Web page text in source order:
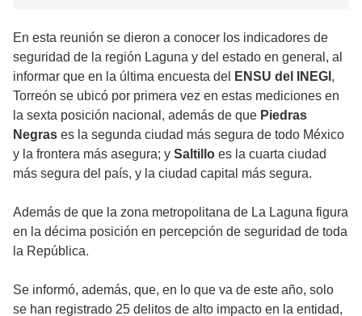
En esta reunión se dieron a conocer los indicadores de
seguridad de la región Laguna y del estado en general, al
informar que en la última encuesta del
ENSU del INEGI ,
Torreón se ubicó por primera vez en estas mediciones en
la sexta posición nacional, además de que Piedras
Negras es la segunda ciudad más segura de todo México
y la frontera más asegura; y Saltillo es la cuarta ciudad
más segura del país, y la ciudad capital más segura.
Además de que la zona metropolitana de La Laguna figura
en la décima posición en percepción de seguridad de toda
la República.
Se informó, además, que, en lo que va de este año, solo
se han registrado 25 delitos de alto impacto en la entidad,